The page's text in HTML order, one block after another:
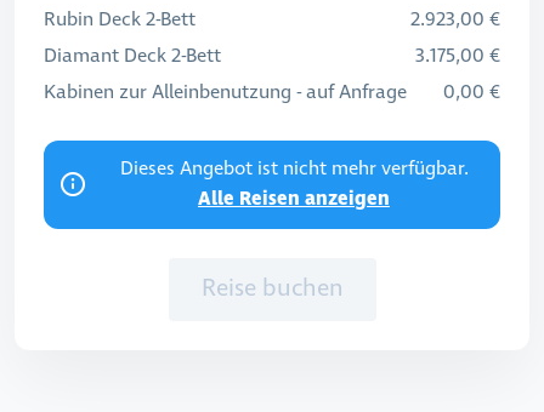
Rubin Deck 2-Bett
2.923,00 €
Diamant Deck 2-Bett
3.175,00 €
Kabinen zur Alleinbenutzung - auf Anfrage
0,00 €
Dieses Angebot ist nicht mehr verfügbar.
Alle Reisen anzeigen
Reise buchen